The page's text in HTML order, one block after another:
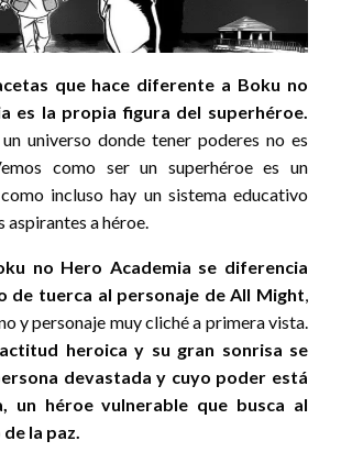
que hace diferente a Boku no
es la propia figura del superhéroe.
universo donde tener poderes no es
como ser un superhéroe es un
incluso hay un sistema educativo
aspirantes a héroe.
no Hero Academia se diferencia
de tuerca al personaje de All Might,
y personaje muy cliché a primera vista.
heroica y su gran sonrisa se
devastada y cuyo poder está
un héroe vulnerable que busca al
la paz.